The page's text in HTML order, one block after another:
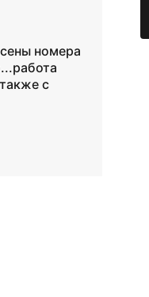
номера
с